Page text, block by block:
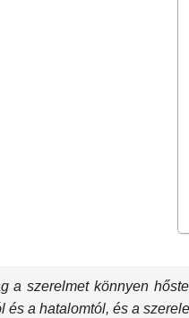
a szerelmet könnyen
és a hatalomtól, és a